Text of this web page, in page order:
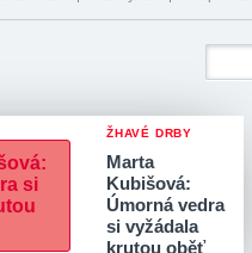
ŽHAVÉ DRBY
Marta
Kubišová:
Úmorná vedra
si vyžádala
krutou oběť